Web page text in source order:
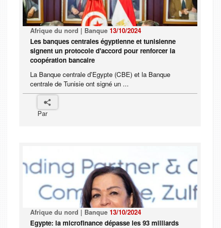
Afrique du nord | Banque 13/10/2024
Les banques centrales égyptienne et tunisienne
signent un protocole d'accord pour renforcer la
coopération bancaire
La Banque centrale d'Egypte (CBE) et la Banque
centrale de Tunisie ont signé un ...
Par
Afrique du nord | Banque 13/10/2024
Egypte: la microfinance dépasse les 93 milliards